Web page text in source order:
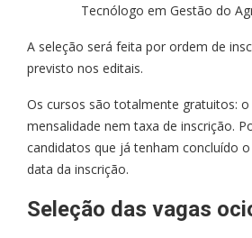
Tecnólogo em Gestão do
A seleção será feita por ordem de
previsto nos editais.
Os cursos são totalmente gratuitos: o
mensalidade nem taxa de inscrição.
candidatos que já tenham concluído
data da inscrição.
Seleção das vagas